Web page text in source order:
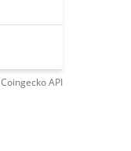
CoingeckoAPI